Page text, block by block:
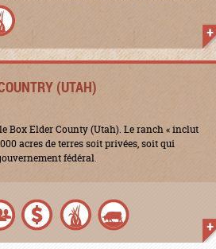
(UTAH)
Box Elder County (Utah). Le ranch « inclut
acres de terres soit privées, soit qui
fédéral.